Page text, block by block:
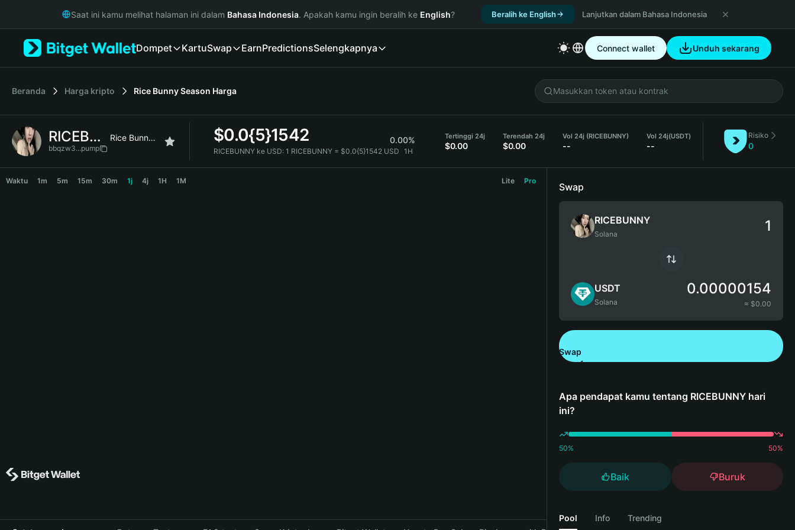
Русский
Italiano
简体中文
繁體中文
Bahasa Indonesia
Saat ini kamu melihat halaman ini dalam Bahasa Indonesia. Apakah kamu ingin beralih ke English? Beralih ke English Lanjutkan dalam Bahasa Indonesia
Dompet KartuSwap EarnPredictionsSelengkapnya Connect wallet Unduh sekarang
Beranda Harga kripto Rice Bunny Season Harga
RICEBUNNY Rice Bunny Season
bbqzw3...pump
$0.0{5}1542 0.00%
RICEBUNNY ke USD: 1 RICEBUNNY = $0.0{5}1542 USD 1H
Tertinggi 24j
$0.00
Terendah 24j
$0.00
Vol 24j (RICEBUNNY)
--
Vol 24j(USDT)
--
Risiko
0
Waktu 1m 5m 15m 30m 1j 4j 1H 1M Lite Pro
Swap
RICEBUNNY
Solana
USDT
Solana
0.00000154
≈ $0.00
Swap
Apa pendapat kamu tentang RICEBUNNY hari
ini?
50% 50%
Baik Buruk
Pool Info Trending